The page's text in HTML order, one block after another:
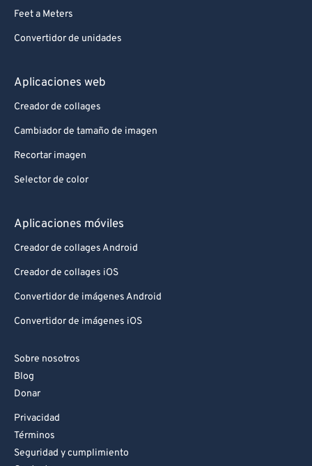
Feet a Meters
Convertidor de unidades
Aplicaciones web
Creador de collages
Cambiador de tamaño de imagen
Recortar imagen
Selector de color
Aplicaciones móviles
Creador de collages Android
Creador de collages iOS
Convertidor de imágenes Android
Convertidor de imágenes iOS
Sobre nosotros
Blog
Donar
Privacidad
Términos
Seguridad y cumplimiento